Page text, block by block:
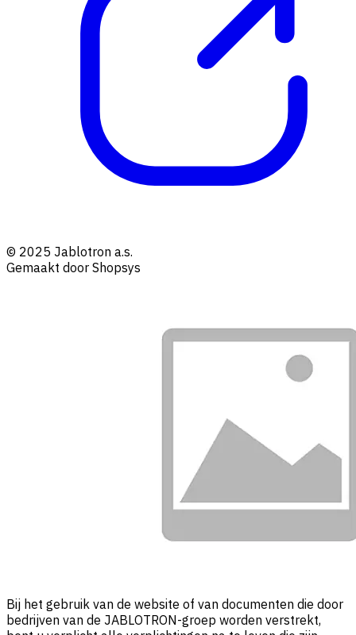
© 2025 Jablotron a.s.
Gemaakt door Shopsys
Bij het gebruik van de website of van documenten die door
bedrijven van de JABLOTRON-groep worden verstrekt,